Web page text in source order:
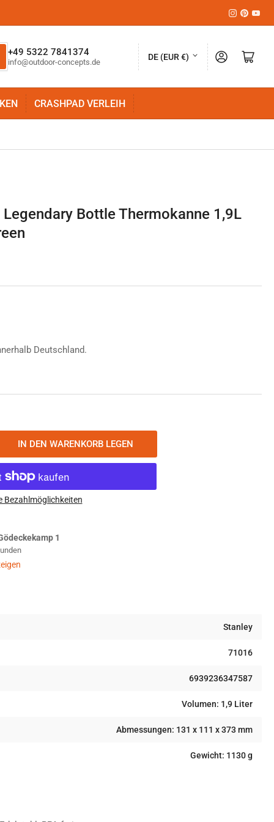
Instagram
Pinterest
+49 5322 7841374
info@outdoor-concepts.de
L
n
R
o
DE (EUR €) AnmeldenMini-Warenkorb öffnen
CRASHPAD VERLEIH
Bottle Thermokanne 1,9L
Deutschland.
IN DEN WARENKORB LEGEN
Bezahlmöglichkeiten
1
Stanley
71016
6939236347587
Volumen: 1,9 Liter
Abmessungen: 131 x 111 x 373 mm
Gewicht: 1130 g